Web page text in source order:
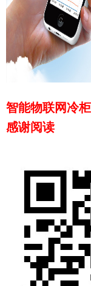
智能物联网冷
感谢阅读